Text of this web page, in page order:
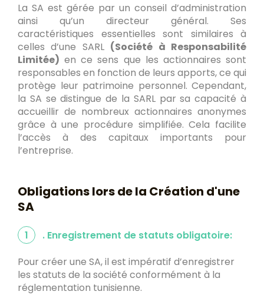
La SA est gérée par un conseil d’administration
ainsi qu’un directeur général. Ses
caractéristiques essentielles sont similaires à
celles d’une SARL (Société à Responsabilité
Limitée) en ce sens que les actionnaires sont
responsables en fonction de leurs apports, ce qui
protège leur patrimoine personnel. Cependant,
la SA se distingue de la SARL par sa capacité à
accueillir de nombreux actionnaires anonymes
grâce à une procédure simplifiée. Cela facilite
l’accès à des capitaux importants pour
l’entreprise.
Obligations lors de la Création d'une
SA
1
. Enregistrement de statuts obligatoire:
Pour créer une SA, il est impératif d’enregistrer
les statuts de la société conformément à la
réglementation tunisienne.